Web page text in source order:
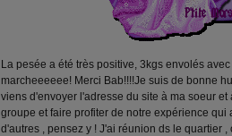
La pesée a été très positive, 3kgs envolés
marcheeeeee! Merci Bab!!!!Je suis de bonne
viens d'envoyer l'adresse du site à ma soeur
groupe et faire profiter de notre expérience qui
d'autres , pensez y ! J'ai réunion ds le quartier